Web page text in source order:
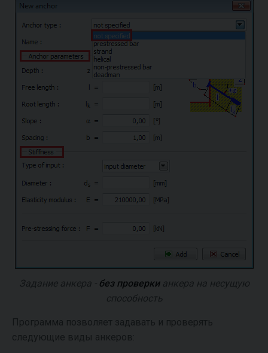
Задание анкера - без проверкианкера на несущую
способность
Программа позволяет задавать и проверять
следующие виды анкеров: